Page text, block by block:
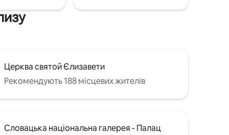
Церква святой Єлизавети
Рекомендують 188 місцевих жителів
Словацька національна галерея - Палац